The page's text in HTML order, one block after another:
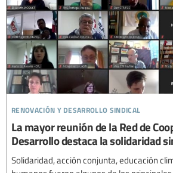
renovación y desarrollo sindical
La mayor reunión de la Red de
Desarrollo destaca la solidaridad
Solidaridad, acción conjunta, educación